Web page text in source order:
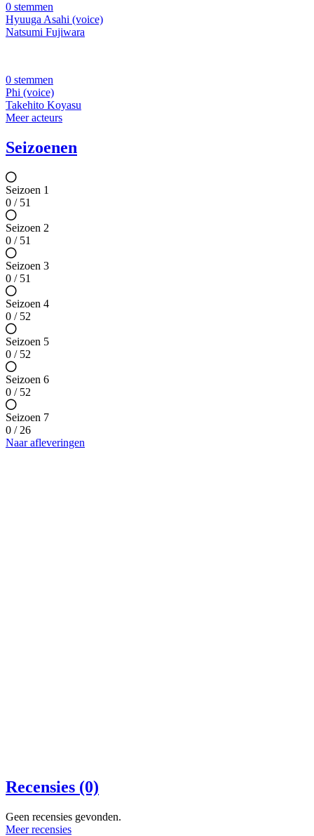
0 stemmen
Hyuuga Asahi (voice)
Natsumi Fujiwara
0 stemmen
Phi (voice)
Takehito Koyasu
Meer acteurs
Seizoenen
Seizoen 1
0 / 51
Seizoen 2
0 / 51
Seizoen 3
0 / 51
Seizoen 4
0 / 52
Seizoen 5
0 / 52
Seizoen 6
0 / 52
Seizoen 7
0 / 26
Naar afleveringen
Recensies (0)
Geen recensies gevonden.
Meer recensies